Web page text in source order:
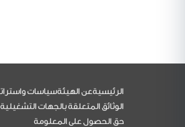
التذييل
الرئيسيةعن الهيئةسياسات
الوثائق المتعلقة بالجهات التشغيلية
حق الحصول على المعلومة